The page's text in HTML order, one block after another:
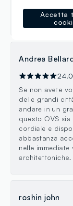
Ottimo
prezzo e
Andrea
Se non avete
delle grandi
andare in un
questo OVS
cordiale e
abbastanza
nelle
architettoniche.
roshin john
Accetta